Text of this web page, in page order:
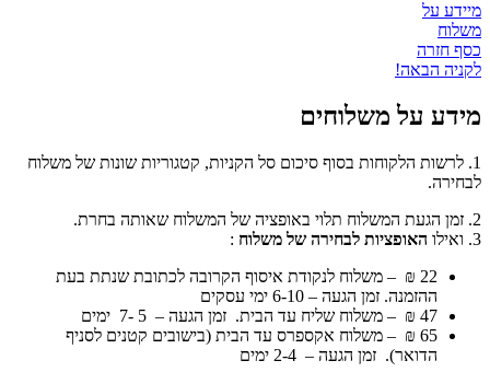
מיידע על
משלוח
כסף חזרה
לקניה הבאה!
מידע על משלוחים
1. לרשות הלקוחות בסוף סיכום סל הקניות, קטגוריות שונות של משלוח
לבחירה.
2. זמן הגעת המשלוח תלוי באופציה של המשלוח שאותה בחרת.
3. ואילו
האופציות לבחירה של משלוח :
22 ₪ –
משלוח לנקודת איסוף הקרובה לכתובת שנתת בעת
ההזמנה. זמן הגעה – 6-10 ימי עסקים
47 ₪ –
משלוח שליח עד הבית. זמן הגעה – 5 -7 ימים
65 ₪ –
משלוח אקספרס עד הבית (בישובים קטנים לסניף
הדואר). זמן הגעה – 2-4 ימים